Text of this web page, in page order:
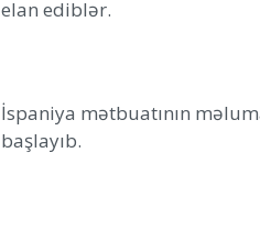
elan ediblər.
İspaniya mətbuatının
başlayıb.